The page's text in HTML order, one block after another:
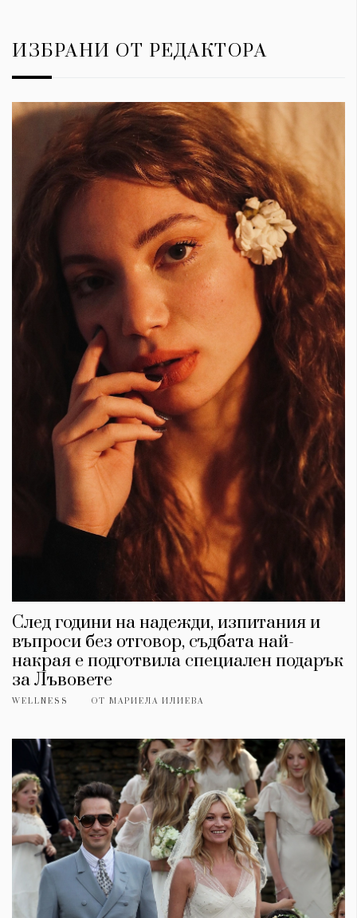
ИЗБРАНИ ОТ РЕДАКТОРА
След години на надежди, изпитания и
въпроси без отговор, съдбата най-
накрая е подготвила специален подарък
за Лъвовете
WELLNESS ОТ МАРИЕЛА ИЛИЕВА